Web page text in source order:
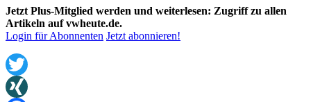
Jetzt Plus-Mitglied werden und weiterlesen: Zugriff zu allen
Artikeln auf vwheute.de.
Login für Abonnenten Jetzt abonnieren!
Twitter